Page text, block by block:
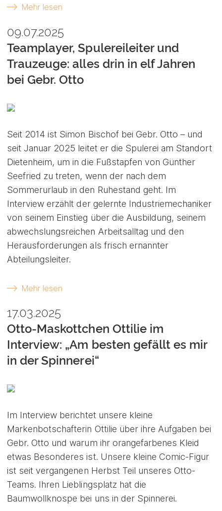
Mehr lesen
09.07.2025
Teamplayer, Spulereileiter und
Trauzeuge: alles drin in elf Jahren
bei Gebr. Otto
Seit 2014 ist Simon Bischof bei Gebr. Otto – und
seit Januar 2025 leitet er die Spulerei am Standort
Dietenheim, um in die Fußstapfen von Günther
Seefried zu treten, wenn der nach dem
Sommerurlaub in den Ruhestand geht. Im
Interview erzählt der gelernte Industriemechaniker
von seinem Einstieg über die Ausbildung, seinem
abwechslungsreichen Arbeitsalltag und den
Herausforderungen als frisch ernannter
Abteilungsleiter.
Mehr lesen
17.03.2025
Otto-Maskottchen Ottilie im
Interview: „Am besten gefällt es mir
in der Spinnerei“
Im Interview berichtet unsere kleine
Markenbotschafterin Ottilie über ihre Aufgaben bei
Gebr. Otto und warum ihr orangefarbenes Kleid
etwas Besonderes ist. Unsere kleine Comic-Figur
ist seit vergangenen Herbst Teil unseres Otto-
Teams. Ihren Lieblingsplatz hat die
Baumwollknospe bei uns in der Spinnerei.